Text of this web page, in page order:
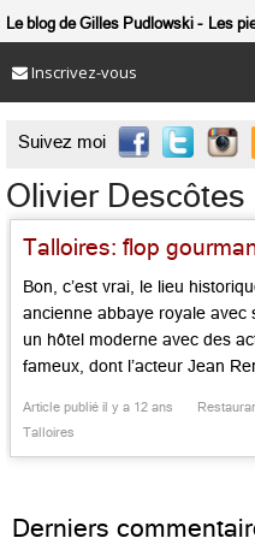
Le blog de Gilles Pudlowski Les
Inscrivez-vous
Suivez moi
Olivier Descôtes
Talloires: flop
Bon, c’est vrai, le lieu
ancienne abbaye royale avec
un hôtel moderne avec des
fameux, dont l’acteur Jean
lampadaires s’allument face
Article publié il y a 12 ans
Talloires
Derniers